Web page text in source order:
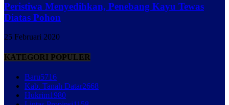
Peristiwa Menyedihkan, Penebang Kayu Tewas
Diatas Pohon
25 Februari 2020
KATEGORI POPULER
Baru5716
Kab. Tanah Datar2668
Hukrim1980